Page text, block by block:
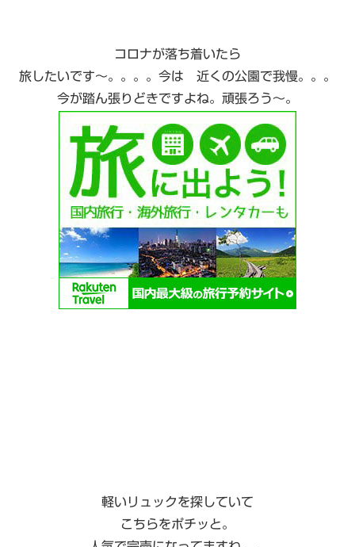
コロナが落ち着いたら
旅したいです〜。。。。今は 近くの公園で我慢。。。
今が踏ん張りどきですよね。頑張ろう〜。
軽いリュックを探していて
こちらをポチッと。